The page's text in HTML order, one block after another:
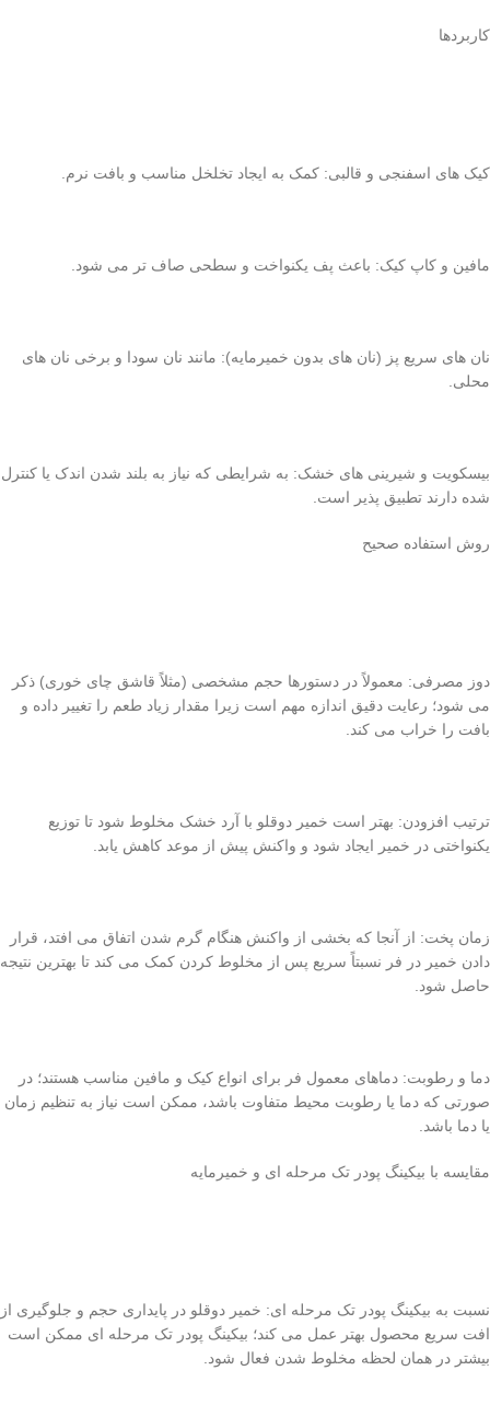
کاربردها
کیک های اسفنجی و قالبی: کمک به ایجاد تخلخل مناسب و بافت نرم.
مافین و کاپ کیک: باعث پف یکنواخت و سطحی صاف تر می شود.
نان های سریع پز (نان های بدون خمیرمایه): مانند نان سودا و برخی نان های
محلی.
بیسکویت و شیرینی های خشک: به شرایطی که نیاز به بلند شدن اندک یا کنترل
شده دارند تطبیق پذیر است.
روش استفاده صحیح
دوز مصرفی: معمولاً در دستورها حجم مشخصی (مثلاً قاشق چای خوری) ذکر
می شود؛ رعایت دقیق اندازه مهم است زیرا مقدار زیاد طعم را تغییر داده و
بافت را خراب می کند.
ترتیب افزودن: بهتر است خمیر دوقلو با آرد خشک مخلوط شود تا توزیع
یکنواختی در خمیر ایجاد شود و واکنش پیش از موعد کاهش یابد.
زمان پخت: از آنجا که بخشی از واکنش هنگام گرم شدن اتفاق می افتد، قرار
دادن خمیر در فر نسبتاً سریع پس از مخلوط کردن کمک می کند تا بهترین نتیجه
حاصل شود.
دما و رطوبت: دماهای معمول فر برای انواع کیک و مافین مناسب هستند؛ در
صورتی که دما یا رطوبت محیط متفاوت باشد، ممکن است نیاز به تنظیم زمان
یا دما باشد.
مقایسه با بیکینگ پودر تک مرحله ای و خمیرمایه
نسبت به بیکینگ پودر تک مرحله ای: خمیر دوقلو در پایداری حجم و جلوگیری از
افت سریع محصول بهتر عمل می کند؛ بیکینگ پودر تک مرحله ای ممکن است
بیشتر در همان لحظه مخلوط شدن فعال شود.